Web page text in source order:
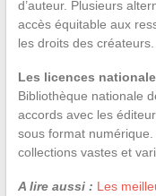
d’auteur. Plusieurs
accès équitable aux
les droits des créateurs.
Les licences
Bibliothèque nationale
accords avec les
sous format numérique.
collections vastes et
A lire aussi : Les